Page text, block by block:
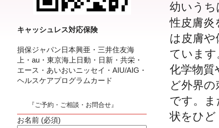
幼いう
性皮膚
は皮膚
ていま
化学物質
ど外界
です。
状をひ
キャッシュレス対応保険
損保ジャパン日本興亜・三井住友海
上・au・東京海上日動・日新・共栄・
エース・あいおいニッセイ・AIU/AIG・
ヘルスケアプログラムカード
『ご予約・ご相談・お問合せ』
お名前 (必須)